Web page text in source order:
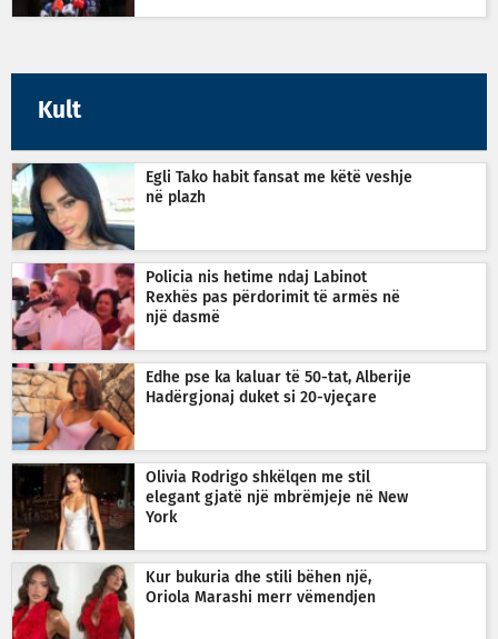
Kult
Egli Tako habit fansat me këtë veshje
në plazh
Policia nis hetime ndaj Labinot
Rexhës pas përdorimit të armës në
një dasmë
Edhe pse ka kaluar të 50-tat, Alberije
Hadërgjonaj duket si 20-vjeçare
Olivia Rodrigo shkëlqen me stil
elegant gjatë një mbrëmjeje në New
York
Kur bukuria dhe stili bëhen një,
Oriola Marashi merr vëmendjen